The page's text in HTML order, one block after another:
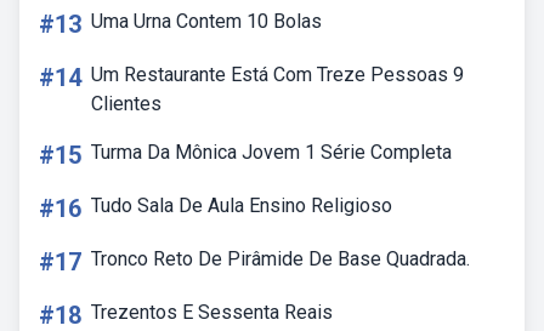
#13 Uma Urna Contem 10 Bolas
#14 Um Restaurante Está Com Treze Pessoas 9
Clientes
#15 Turma Da Mônica Jovem 1 Série Completa
#16 Tudo Sala De Aula Ensino Religioso
#17 Tronco Reto De Pirâmide De Base Quadrada.
#18 Trezentos E Sessenta Reais